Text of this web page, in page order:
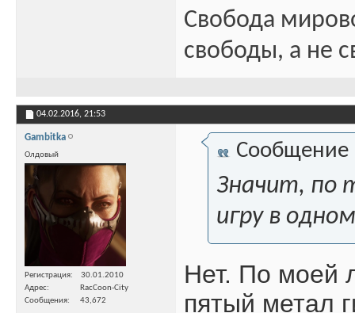
Свобода
свободы, а не
04.02.2016, 21:53
Gambitka
Олдовый
Регистрация
30.01.2010
Адрес
RacCoon-City
Сообщения
43,672
Сообщение
Значит, по
игру в
Нет. По моей
пятый метал